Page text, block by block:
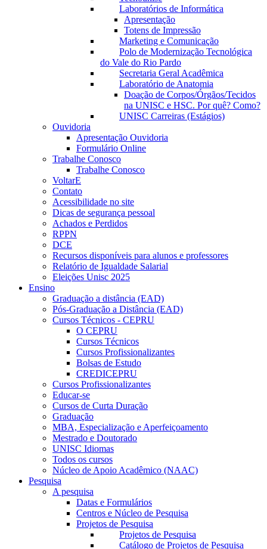
Laboratórios de Informática
Apresentação
Totens de Impressão
Marketing e Comunicação
Polo de Modernização Tecnológica
do Vale do Rio Pardo
Secretaria Geral Acadêmica
Laboratório de Anatomia
Doação de Corpos/Órgãos/Tecidos
na UNISC e HSC. Por quê? Como?
UNISC Carreiras (Estágios)
Ouvidoria
Apresentação Ouvidoria
Formulário Online
Trabalhe Conosco
Trabalhe Conosco
VoltarE
Contato
Acessibilidade no site
Dicas de segurança pessoal
Achados e Perdidos
RPPN
DCE
Recursos disponíveis para alunos e professores
Relatório de Igualdade Salarial
Eleições Unisc 2025
Ensino
Graduação a distância (EAD)
Pós-Graduação a Distância (EAD)
Cursos Técnicos - CEPRU
O CEPRU
Cursos Técnicos
Cursos Profissionalizantes
Bolsas de Estudo
CREDICEPRU
Cursos Profissionalizantes
Educar-se
Cursos de Curta Duração
Graduação
MBA, Especialização e Aperfeiçoamento
Mestrado e Doutorado
UNISC Idiomas
Todos os cursos
Núcleo de Apoio Acadêmico (NAAC)
Pesquisa
A pesquisa
Datas e Formulários
Centros e Núcleo de Pesquisa
Projetos de Pesquisa
Projetos de Pesquisa
Catálogo de Projetos de Pesquisa